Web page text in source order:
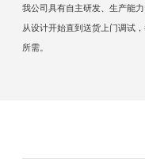
我公司具有自主研发、生产能
从设计开始直到送货上门调试
所需。